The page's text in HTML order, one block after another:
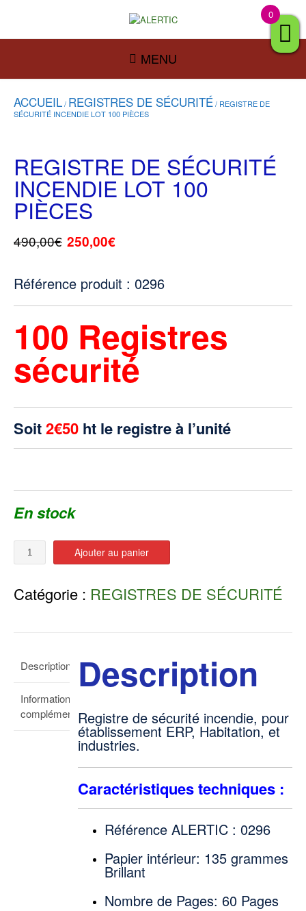
MENU
ACCUEIL/ REGISTRES DE SÉCURITÉ/ REGISTRE DE
SÉCURITÉ INCENDIE LOT 100 PIÈCES
REGISTRE DE SÉCURITÉ
INCENDIE LOT 100
PIÈCES
490,00€ 250,00€
Référence produit : 0296
100 Registres
sécurité
Soit2€50 ht le registre à l’unité
En stock
Quantité Ajouter au panier
Catégorie : REGISTRES DE SÉCURITÉ
Description
Informations
complémentaires
Description
Registre de sécurité incendie, pour
établissement ERP, Habitation, et
industries.
Caractéristiques techniques :
Référence ALERTIC : 0296
Papier intérieur: 135 grammes
Brillant
Nombre de Pages: 60 Pages
0